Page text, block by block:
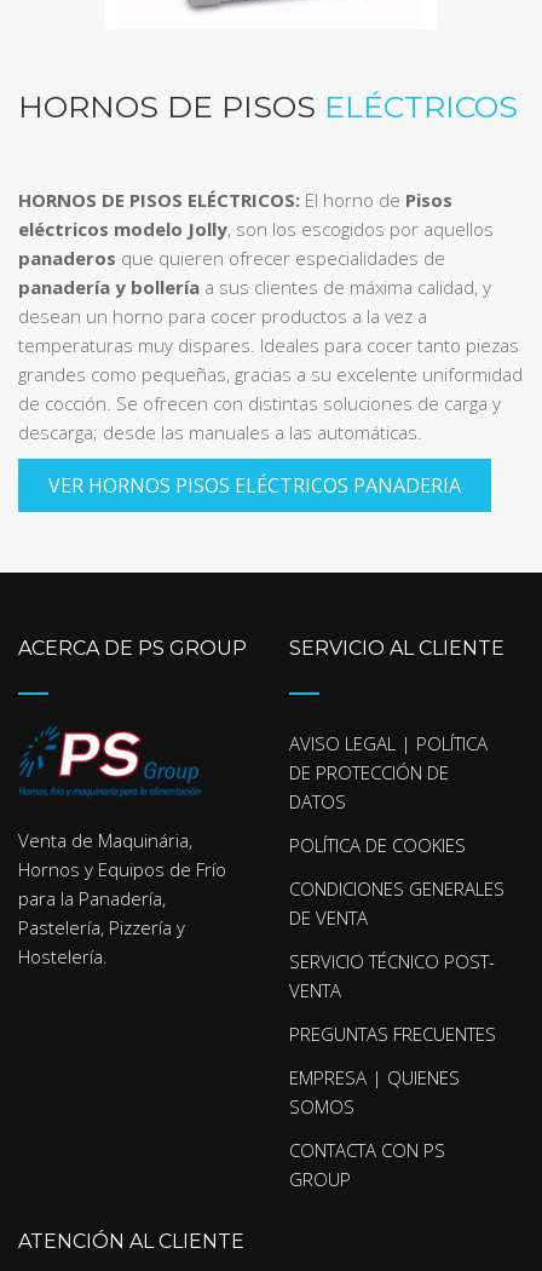
HORNOS DE PISOS ELÉCTRICOS
HORNOS DE PISOS ELÉCTRICOS: El horno de Pisos
eléctricos modelo Jolly, son los escogidos por aquellos
panaderos que quieren ofrecer especialidades de
panadería y bollería a sus clientes de máxima calidad, y
desean un horno para cocer productos a la vez a
temperaturas muy dispares. Ideales para cocer tanto piezas
grandes como pequeñas, gracias a su excelente uniformidad
de cocción. Se ofrecen con distintas soluciones de carga y
descarga; desde las manuales a las automáticas.
VER HORNOS PISOS ELÉCTRICOS PANADERIA
ACERCA DE PS GROUP
Venta de Maquinária,
Hornos y Equipos de Frío
para la Panadería,
Pastelería, Pizzería y
Hostelería.
SERVICIO AL CLIENTE
AVISO LEGAL | POLÍTICA
DE PROTECCIÓN DE
DATOS
POLÍTICA DE COOKIES
CONDICIONES GENERALES
DE VENTA
SERVICIO TÉCNICO POST-
VENTA
PREGUNTAS FRECUENTES
EMPRESA | QUIENES
SOMOS
CONTACTA CON PS
GROUP
ATENCIÓN AL CLIENTE